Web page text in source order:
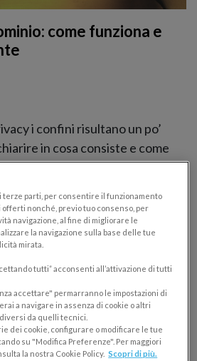
come funziona e
i confini risultano un po’
in cosa consiste e come
di amministrazione
terze parti, per consentire il funzionamento
nonché, previo tuo consenso, per
navigazione, al fine di migliorare le
la navigazione sulla base delle tue
mirata.
tutti” acconsenti all’attivazione di tutti
accettare" permarranno le impostazioni di
a navigare in assenza di cookie o altri
da quelli tecnici.
dei cookie, configurare o modificare le tue
su "Modifica Preferenze". Per maggiori
la nostra Cookie Policy. Scopri di più.